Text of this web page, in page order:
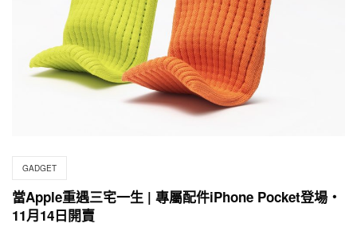
GADGET
當Apple重遇三宅一生 | 專屬配件iPhone Pocket登場・
11月14日開賣